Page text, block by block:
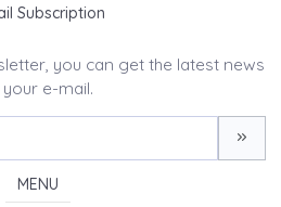
Subscription
you can get the latest news
e-mail.
MENU